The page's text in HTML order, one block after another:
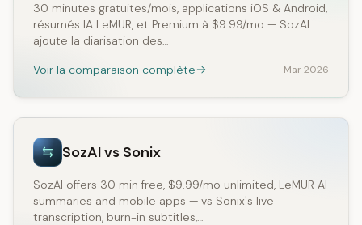
30 minutes gratuites/mois, applications iOS & Android,
résumés IA LeMUR, et Premium à $9.99/mo — SozAI
ajoute la diarisation des…
Voir la comparaison complète
Mar 2026
SozAI vs Sonix
SozAI offers 30 min free, $9.99/mo unlimited, LeMUR AI
summaries and mobile apps — vs Sonix's live
transcription, burn-in subtitles,…